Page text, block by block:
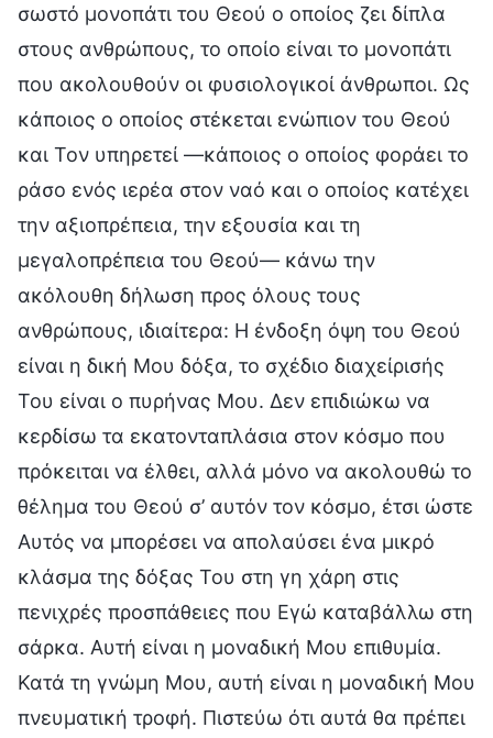
σωστό μονοπάτι του Θεού ο οποίος ζει δίπλα
στους ανθρώπους, το οποίο είναι το μονοπάτι
που ακολουθούν οι φυσιολογικοί άνθρωποι. Ως
κάποιος ο οποίος στέκεται ενώπιον του Θεού
και Τον υπηρετεί —κάποιος ο οποίος φοράει το
ράσο ενός ιερέα στον ναό και ο οποίος κατέχει
την αξιοπρέπεια, την εξουσία και τη
μεγαλοπρέπεια του Θεού— κάνω την
ακόλουθη δήλωση προς όλους τους
ανθρώπους, ιδιαίτερα: Η ένδοξη όψη του Θεού
είναι η δική Μου δόξα, το σχέδιο διαχείρισής
Του είναι ο πυρήνας Μου. Δεν επιδιώκω να
κερδίσω τα εκατονταπλάσια στον κόσμο που
πρόκειται να έλθει, αλλά μόνο να ακολουθώ το
θέλημα του Θεού σ’ αυτόν τον κόσμο, έτσι ώστε
Αυτός να μπορέσει να απολαύσει ένα μικρό
κλάσμα της δόξας Του στη γη χάρη στις
πενιχρές προσπάθειες που Εγώ καταβάλλω στη
σάρκα. Αυτή είναι η μοναδική Μου επιθυμία.
Κατά τη γνώμη Μου, αυτή είναι η μοναδική Μου
πνευματική τροφή. Πιστεύω ότι αυτά θα πρέπει